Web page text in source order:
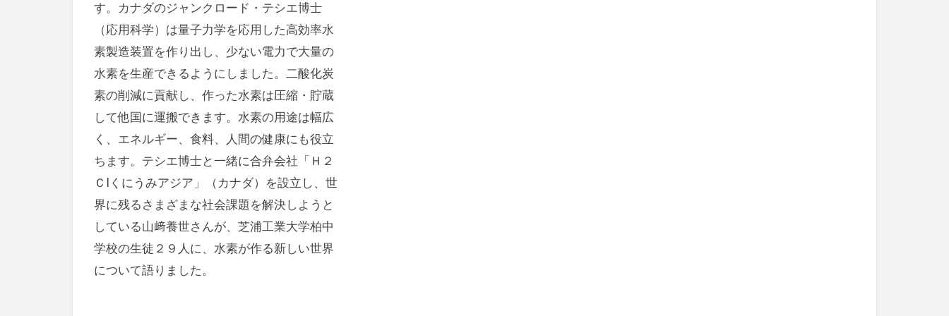
す。カナダのジャンクロード・テシエ博士
（応用科学）は量子力学を応用した高効率水
素製造装置を作り出し、少ない電力で大量の
水素を生産できるようにしました。二酸化炭
素の削減に貢献し、作った水素は圧縮・貯蔵
して他国に運搬できます。水素の用途は幅広
く、エネルギー、食料、人間の健康にも役立
ちます。テシエ博士と一緒に合弁会社「Ｈ２
ＣIくにうみアジア」（カナダ）を設立し、世
界に残るさまざまな社会課題を解決しようと
している山﨑養世さんが、芝浦工業大学柏中
学校の生徒２９人に、水素が作る新しい世界
について語りました。